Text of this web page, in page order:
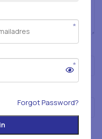
opslaan in deze
Forgot Password?